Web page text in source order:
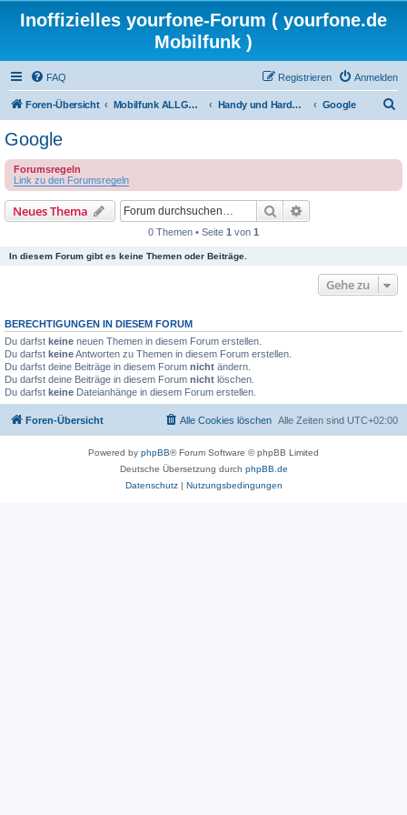
Inoffizielles yourfone-Forum ( yourfone.de
Mobilfunk )
FAQ Anmelden
Registrieren
Foren-Übersicht Mobilfunk ALLGEMEIN Handy und Hardware (Herstellerforen) Google
e
Google
Forumsregeln
Link zu den Forumsregeln
Neues Thema Suche
0 Themen • Seite 1 von 1
In diesem Forum gibt es keine Themen oder Beiträge.
Gehe zu
BERECHTIGUNGEN IN DIESEM FORUM
Du darfst keine neuen Themen in diesem Forum erstellen.
Du darfst keineAntworten zu Themen in diesem Forum erstellen.
Du darfst deine Beiträge in diesem Forum nicht ändern.
Du darfst deine Beiträge in diesem Forum nicht löschen.
Du darfst keine Dateianhänge in diesem Forum erstellen.
Foren-Übersicht Alle Zeiten sind UTC+02:00
Alle Cookies löschen
Powered by phpBB® Forum Software © phpBB Limited
Deutsche Übersetzung durch phpBB.de
Datenschutz| Nutzungsbedingungen